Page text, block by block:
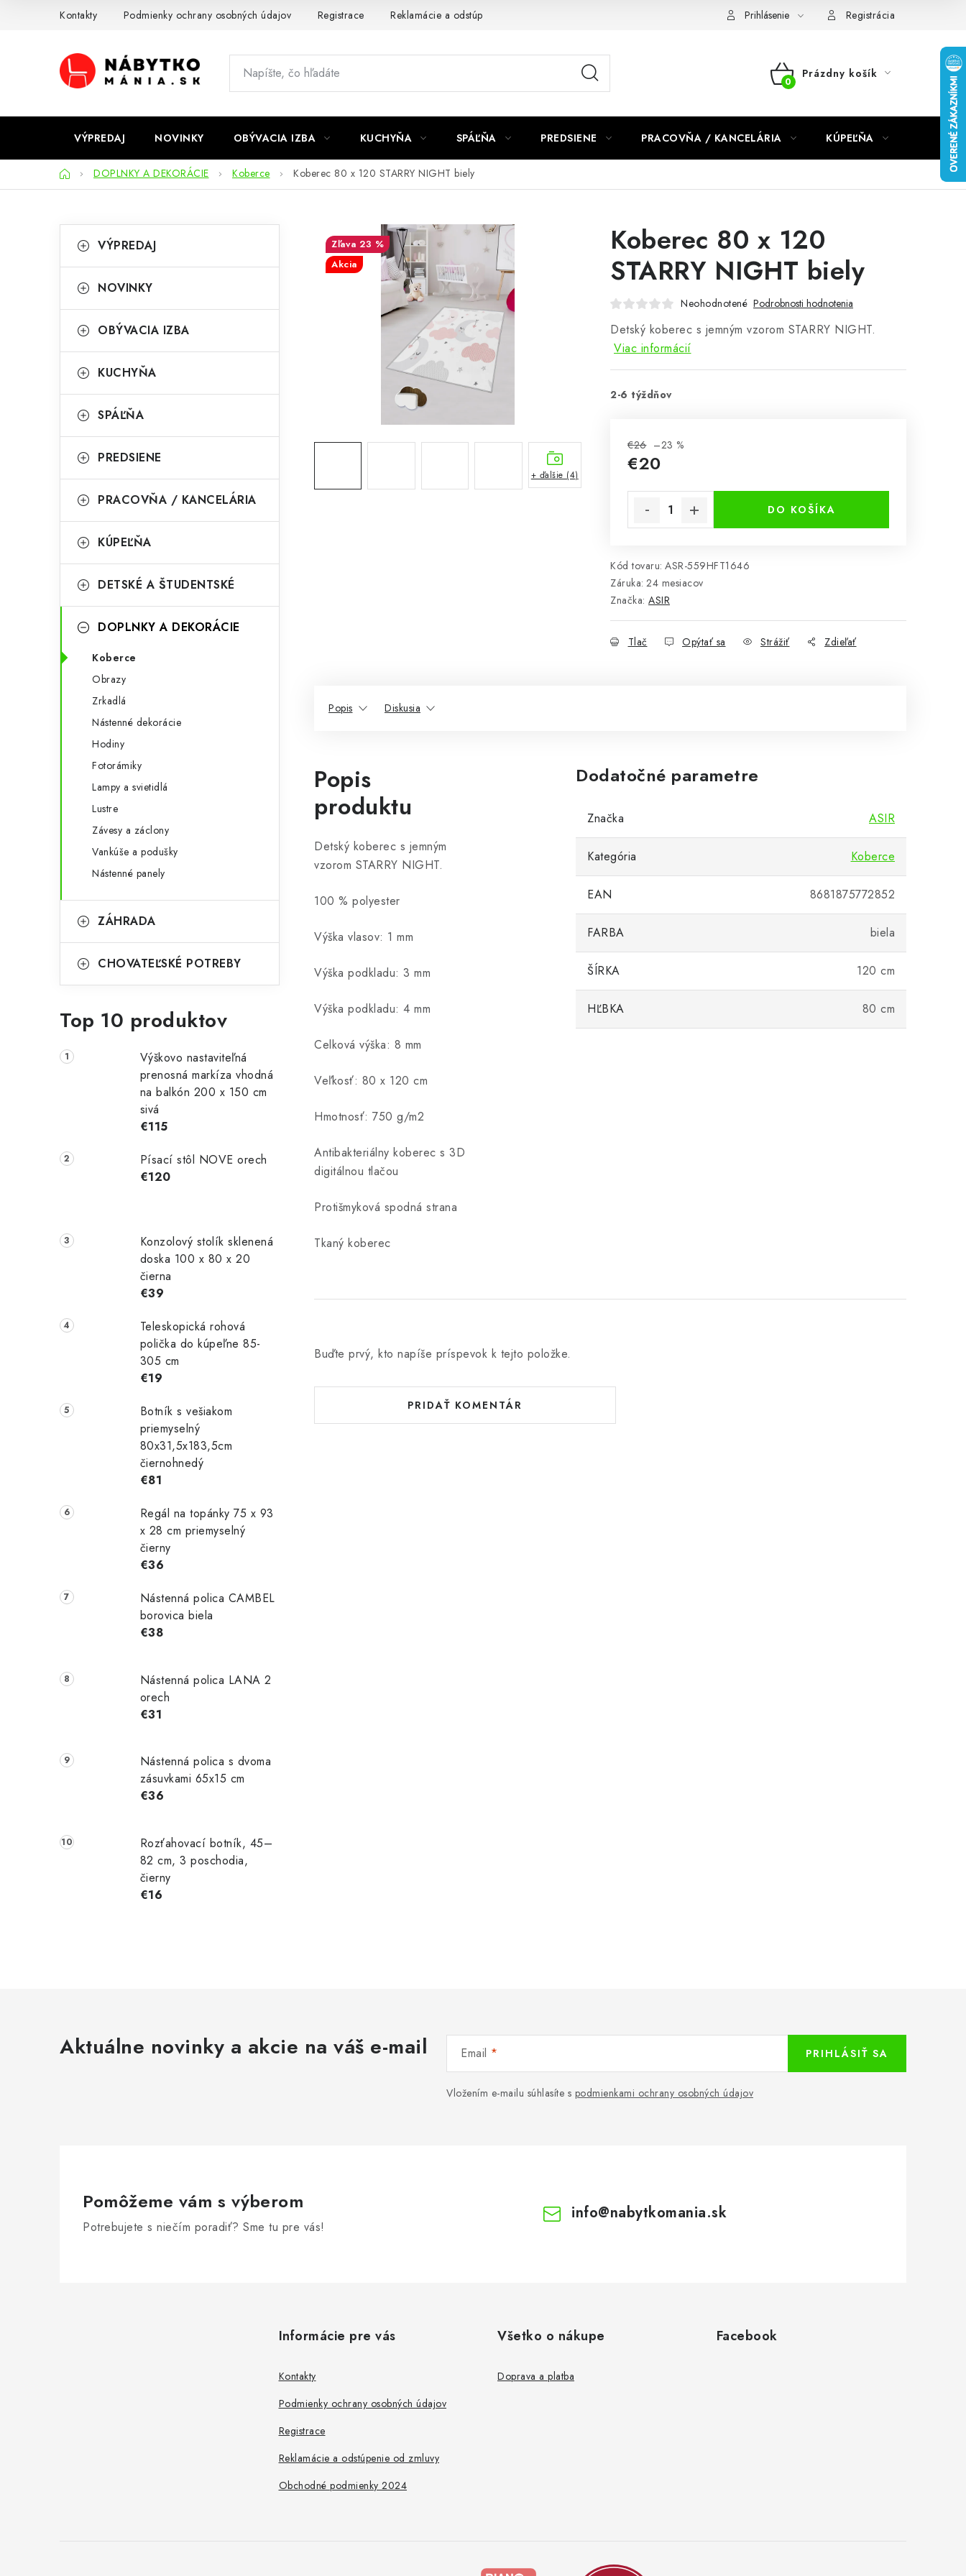
Kontakty Podmienky ochrany osobných údajov Registrace Reklamácie a odstúpenie od zmluvy Prihlásenie Registrácia
NÁKUPNÝ
Prázdny košík
VÝPREDAJ NOVINKY OBÝVACIA IZBA KUCHYŇA SPÁĽŇA PREDSIENE PRACOVŇA / KANCELÁRIA KÚPEĽŇA
DomovDOPLNKY A DEKORÁCIE Koberce Koberec 80 x 120 STARRY NIGHT biely
o
n
ý
a
n
l
kategórie
a
e
ó
i
VÝPREDAJ
NOVINKY
OBÝVACIA IZBA
KUCHYŇA
SPÁĽŇA
PREDSIENE
PRACOVŇA / KANCELÁRIA
KÚPEĽŇA
DETSKÉ A ŠTUDENTSKÉ
DOPLNKY A DEKORÁCIE
Koberce
Obrazy
Zrkadlá
Nástenné dekorácie
Hodiny
Fotorámiky
Lampy a svietidlá
Lustre
Závesy a záclony
Vankúše a podušky
Nástenné panely
ZÁHRADA
CHOVATEĽSKÉ POTREBY
Top 10 produktov
Výškovo nastaviteľná
prenosná markíza vhodná
na balkón 200 x 150 cm
sivá
€115
Písací stôl NOVE orech
€120
Konzolový stolík sklenená
doska 100 x 80 x 20
čierna
€39
Teleskopická rohová
polička do kúpeľne 85-
305 cm
€19
Botník s vešiakom
priemyselný
80x31,5x183,5cm
čiernohnedý
€81
Regál na topánky 75 x 93
x 28 cm priemyselný
čierny
€36
Nástenná polica CAMBEL
borovica biela
€38
Nástenná polica LANA 2
orech
€31
Nástenná polica s dvoma
zásuvkami 65x15 cm
€36
Rozťahovací botník, 45–
82 cm, 3 poschodia,
čierny
€16
Koberec 80 x 120
STARRY NIGHT biely
Neohodnotené Podrobnosti hodnotenia
Detský koberec s jemným vzorom STARRY NIGHT.
Viac informácií
2-6 týždňov
€26 –23 %
€20
DO KOŠÍKA
Kód tovaru: ASR-559HFT1646
Záruka: 24 mesiacov
Značka: ASIR
Tlač Opýtať sa Strážiť Zdieľať
23 %
Akcia
+ ďalšie (4)
Popis Diskusia
Popis
produktu
Detský koberec s jemným
vzorom STARRY NIGHT.
100 % polyester
Výška vlasov: 1 mm
Výška podkladu: 3 mm
Výška podkladu: 4 mm
Celková výška: 8 mm
Veľkosť: 80 x 120 cm
Hmotnosť: 750 g/m2
Antibakteriálny koberec s 3D
digitálnou tlačou
Protišmyková spodná strana
Tkaný koberec
Dodatočné parametre
Značka ASIR
Kategória Koberce
EAN 8681875772852
FARBA biela
ŠÍRKA 120 cm
HĽBKA 80 cm
Buďte prvý, kto napíše príspevok k tejto položke.
PRIDAŤ KOMENTÁR
Aktuálne novinky a akcie na váš e-mail Email
Vložením e-mailu súhlasíte s podmienkami ochrany osobných údajov
PRIHLÁSIŤ SA
Pomôžeme vám s výberom
Potrebujete s niečím poradiť? Sme tu pre vás!
info@nabytkomania.sk
Informácie pre vás
Kontakty
Podmienky ochrany osobných údajov
Registrace
Reklamácie a odstúpenie od zmluvy
Obchodné podmienky 2024
Všetko o nákupe
Doprava a platba
Facebook